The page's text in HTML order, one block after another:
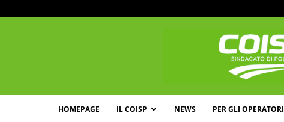
HOMEPAGE IL COISP NEWS PER GLI OPERATORI